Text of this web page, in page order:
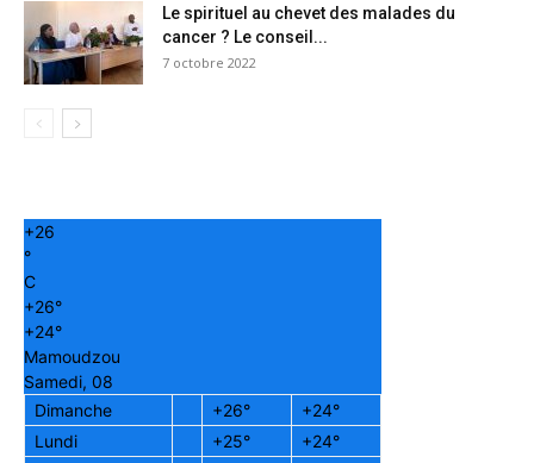
Le spirituel au chevet des malades du
cancer ? Le conseil...
7 octobre 2022
+26
°
C
+26°
+24°
Mamoudzou
Samedi, 08
Dimanche
+26° +24°
Lundi
+25° +24°